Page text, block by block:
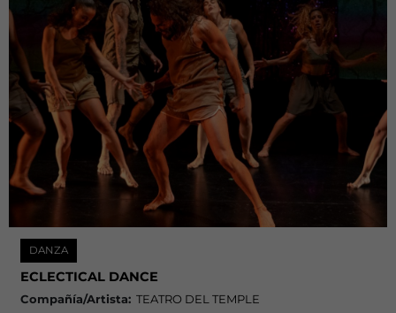
DANZA
ECLECTICAL DANCE
Compañía/Artista: TEATRO DEL TEMPLE